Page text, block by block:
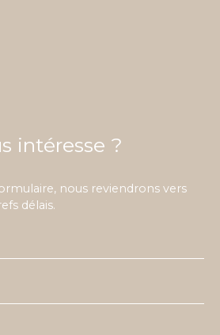
intéresse ?
nous reviendrons vers
délais.